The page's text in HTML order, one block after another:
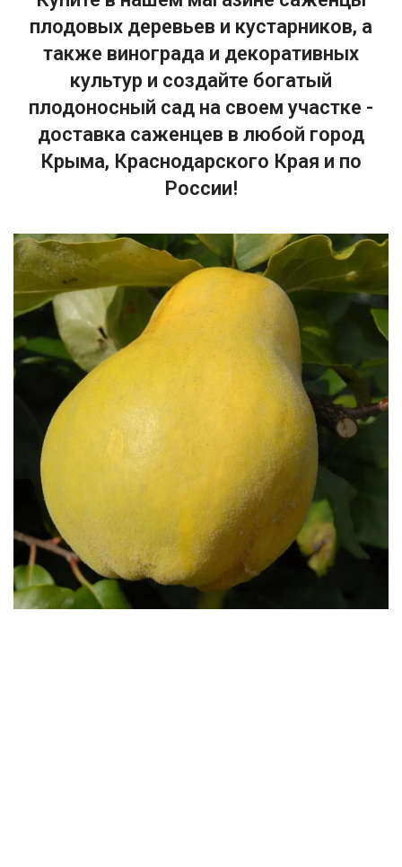
плодовых деревьев и кустарников, а
также винограда и декоративных
культур и создайте богатый
плодоносный сад на своем участке -
доставка саженцев в любой город
Крыма, Краснодарского Края и по
России!